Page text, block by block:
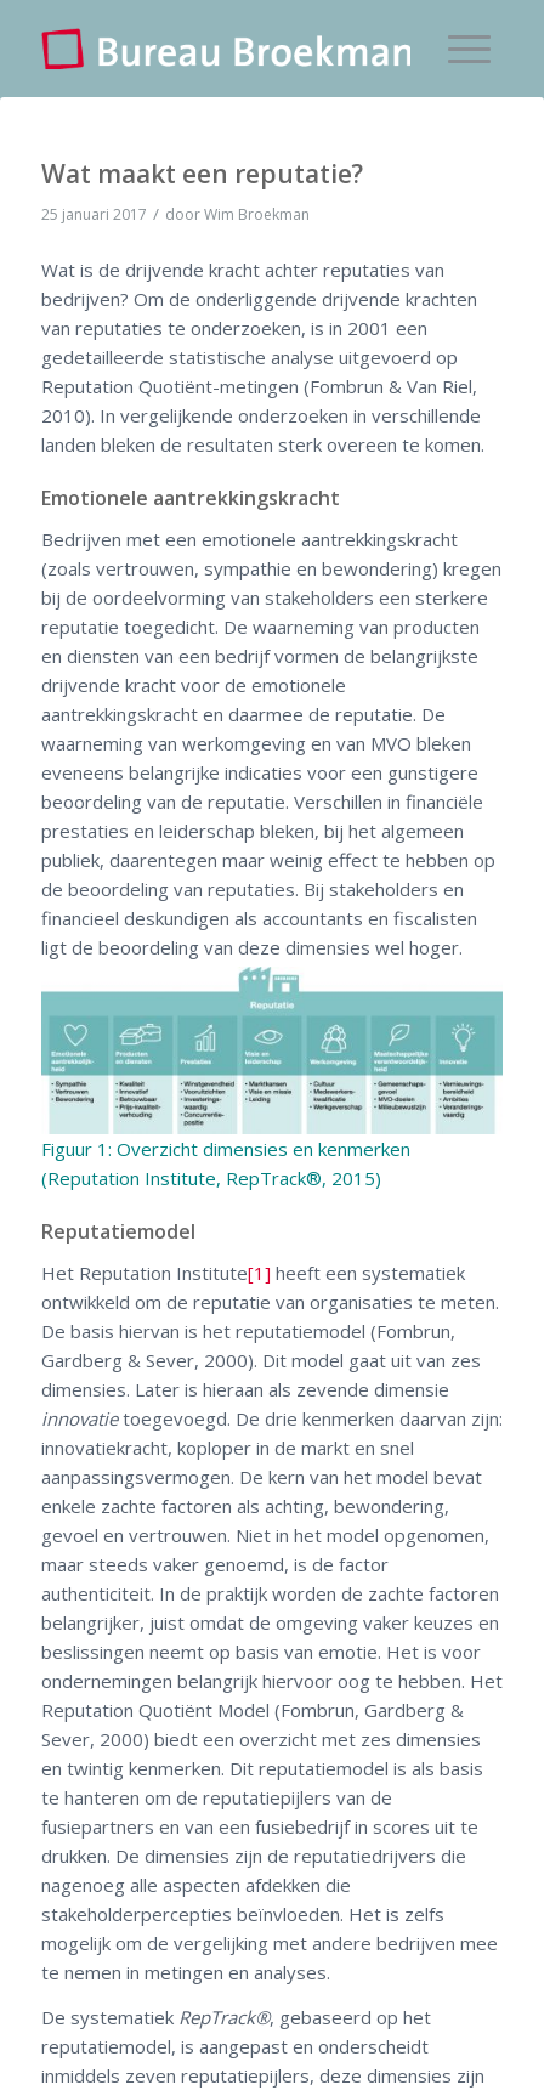
Wat maakt een reputatie?
25 januari 2017 / doorWim Broekman
Wat is de drijvende kracht achter reputaties van
bedrijven? Om de onderliggende drijvende krachten
van reputaties te onderzoeken, is in 2001 een
gedetailleerde statistische analyse uitgevoerd op
Reputation Quotiënt-metingen (Fombrun & Van Riel,
2010). In vergelijkende onderzoeken in verschillende
landen bleken de resultaten sterk overeen te komen.
Emotionele aantrekkingskracht
Bedrijven met een emotionele aantrekkingskracht
(zoals vertrouwen, sympathie en bewondering) kregen
bij de oordeelvorming van stakeholders een sterkere
reputatie toegedicht. De waarneming van producten
en diensten van een bedrijf vormen de belangrijkste
drijvende kracht voor de emotionele
aantrekkingskracht en daarmee de reputatie. De
waarneming van werkomgeving en van MVO bleken
eveneens belangrijke indicaties voor een gunstigere
beoordeling van de reputatie. Verschillen in financiële
prestaties en leiderschap bleken, bij het algemeen
publiek, daarentegen maar weinig effect te hebben op
de beoordeling van reputaties. Bij stakeholders en
financieel deskundigen als accountants en fiscalisten
ligt de beoordeling van deze dimensies wel hoger.
Figuur 1: Overzicht dimensies en kenmerken
(Reputation Institute, RepTrack®, 2015)
Reputatiemodel
Het Reputation Institute[1] heeft een systematiek
ontwikkeld om de reputatie van organisaties te meten.
De basis hiervan is het reputatiemodel (Fombrun,
Gardberg & Sever, 2000). Dit model gaat uit van zes
dimensies. Later is hieraan als zevende dimensie
innovatietoegevoegd. De drie kenmerken daarvan zijn:
innovatiekracht, koploper in de markt en snel
aanpassingsvermogen. De kern van het model bevat
enkele zachte factoren als achting, bewondering,
gevoel en vertrouwen. Niet in het model opgenomen,
maar steeds vaker genoemd, is de factor
authenticiteit. In de praktijk worden de zachte factoren
belangrijker, juist omdat de omgeving vaker keuzes en
beslissingen neemt op basis van emotie. Het is voor
ondernemingen belangrijk hiervoor oog te hebben. Het
Reputation Quotiënt Model (Fombrun, Gardberg &
Sever, 2000) biedt een overzicht met zes dimensies
en twintig kenmerken. Dit reputatiemodel is als basis
te hanteren om de reputatiepijlers van de
fusiepartners en van een fusiebedrijf in scores uit te
drukken. De dimensies zijn de reputatiedrijvers die
nagenoeg alle aspecten afdekken die
stakeholderpercepties beïnvloeden. Het is zelfs
mogelijk om de vergelijking met andere bedrijven mee
te nemen in metingen en analyses.
De systematiek RepTrack®, gebaseerd op het
reputatiemodel, is aangepast en onderscheidt
inmiddels zeven reputatiepijlers, deze dimensies zijn